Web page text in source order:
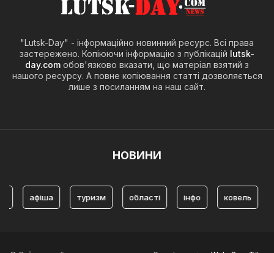
"Lutsk-Day" - інформаційно новинний ресурс. Всі права
застережено. Копіюючи інформацію з публікацій lutsk-
day.com обов'язково вказати, що матеріал взятий з
нашого ресурсу. А повне копіювання статті дозволяється
лише з посиланням на наш сайт.
НОВИНИ
туризм області інфо ковель історія